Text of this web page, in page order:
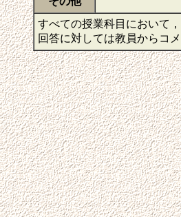
すべての授業科目において
回答に対しては教員からコ